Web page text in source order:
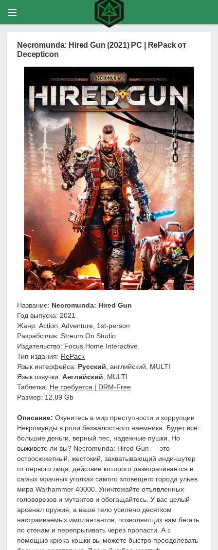
Necromunda: Hired Gun (2021) PC | RePack от
Decepticon
Название: Necromunda: Hired Gun
Год выпуска: 2021
Жанр: Action, Adventure, 1st-person
Разработчик: Streum On Studio
Издательство: Focus Home Interactive
Тип издания: RePack
Язык интерфейса: Русский, английский, MULTI
Язык озвучки: Английский, MULTI
Таблетка: Не требуется | DRM-Free
Размер: 12,89 Gb
Описание: Окунитесь в мир преступности и коррупции
Некромунды в роли безжалостного наемника. Будет всё:
большие деньги, верный пес, надежные пушки. Но
выживете ли вы? Necromunda: Hired Gun — это
остросюжетный, жестокий, захватывающий инди-шутер
от первого лица, действие которого разворачивается в
самых мрачных уголках самого зловещего города ульев
мира Warhammer 40000. Уничтожайте отъявленных
головорезов и мутантов и обогащайтесь. У вас целый
арсенал оружия, а ваше тело усилено десятком
настраиваемых имплантантов, позволяющих вам бегать
по стенам и перепрыгивать через пропасти. А с
помощью крюка-кошки вы можете быстро преодолевать